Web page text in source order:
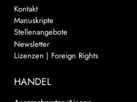
Kontakt
Manuskripte
Stellenangebote
Newsletter
Lizenzen | Foreign Rights
HANDEL